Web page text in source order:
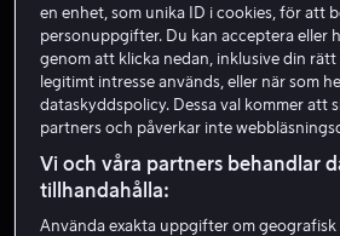
Enrico
en enhet, som unika ID i cookies, för att
personuppgifter. Du kan acceptera eller
genom att klicka nedan, inklusive din
legitimt intresse används, eller när som
dataskyddspolicy. Dessa val kommer att
partners och påverkar inte
Vi och våra partners behandlar
tillhandahålla:
Använda exakta uppgifter om